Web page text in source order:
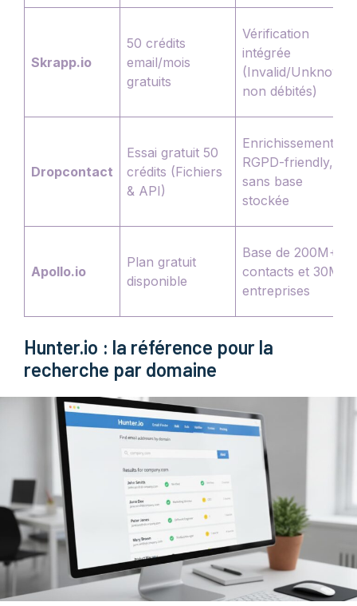
Skrapp.io
50 crédits
email/mois
gratuits
Vérification
intégrée
(Invalid/Unknown
non débités)
Dropcontact
Essai gratuit 50
crédits (Fichiers
& API)
Enrichissement
RGPD-friendly,
sans base
stockée
Apollo.io
Plan gratuit
disponible
Base de 200M+
contacts et 30M+
entreprises
Hunter.io : la référence pour la
recherche par domaine